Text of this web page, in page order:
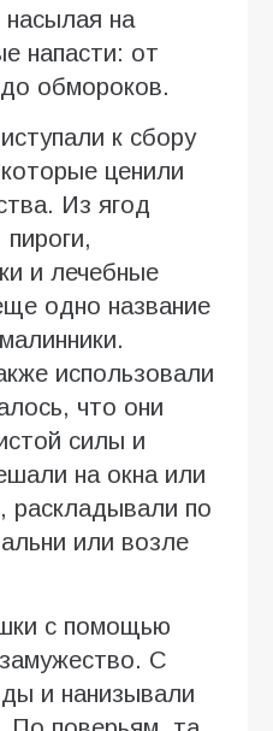
на
напасти: от
обмороков.
к сбору
ценили
Из ягод
и лечебные
одно название
использовали
что они
силы и
на окна или
по
или возле
с помощью
С
и нанизывали